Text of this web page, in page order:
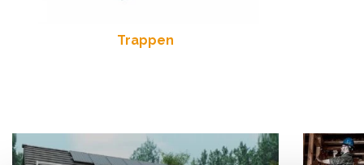
Trappen